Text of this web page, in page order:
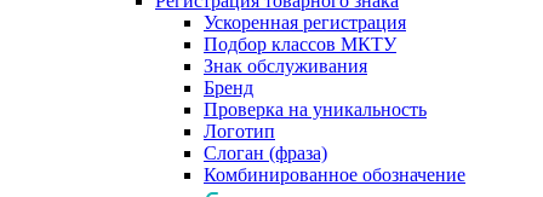
Ускоренная регистрация
Подбор классов МКТУ
Знак обслуживания
Бренд
Проверка на уникальность
Логотип
Слоган (фраза)
Комбинированное обозначение